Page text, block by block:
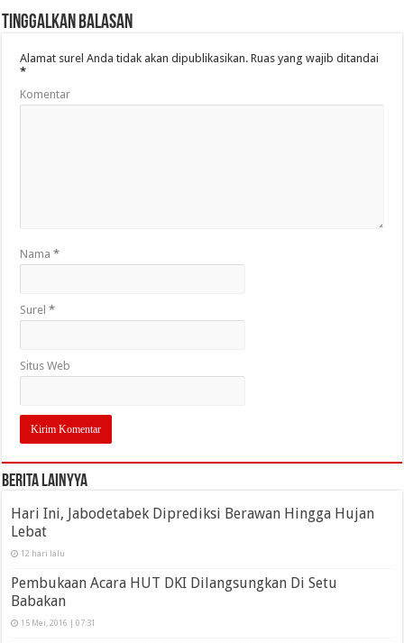
Tinggalkan Balasan
Alamat surel Anda tidak akan dipublikasikan. Ruas yang wajib ditandai
*
Komentar
Nama*
Surel*
Situs Web
Berita Lainyya
Hari Ini, Jabodetabek Diprediksi Berawan Hingga Hujan
Lebat
12 hari lalu
Pembukaan Acara HUT DKI Dilangsungkan Di Setu
Babakan
15 Mei, 2016 | 07:31